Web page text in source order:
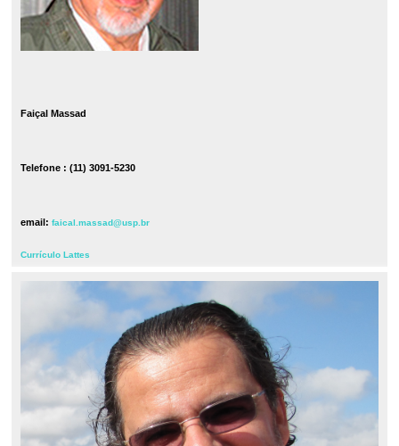
Faiçal Massad
Telefone : (11) 3091-5230
email: faical.massad@usp.br
Currículo Lattes